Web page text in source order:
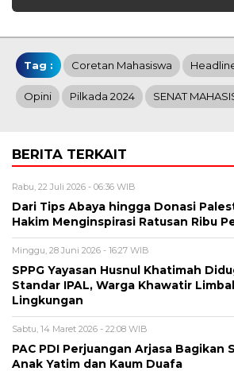
Tag : Coretan Mahasiswa
Opini Pilkada 2024 SENAT
BERITA TERKAIT
Rabu, 22 Juli 2026 - 06:36 WIB
Dari Tips Abaya hingga Donasi
Hakim Menginspirasi Ratusan Ribu
Minggu, 28 Juni 2026 - 16:27 WIB
SPPG Yayasan Husnul Khatimah
Standar IPAL, Warga Khawatir
Lingkungan
Sabtu, 14 Maret 2026 - 22:08 WIB
PAC PDI Perjuangan Arjasa Bagikan
Anak Yatim dan Kaum Duafa